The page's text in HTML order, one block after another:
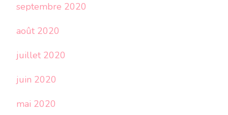
septembre 2020
août 2020
juillet 2020
juin 2020
mai 2020